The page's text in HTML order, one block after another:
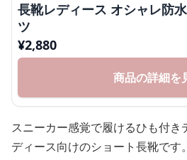
長靴レディース オシャレ防
ツ
¥2,880
商品の詳細を
スニーカー感覚で履けるひも付き
ディース向けのショート長靴です。